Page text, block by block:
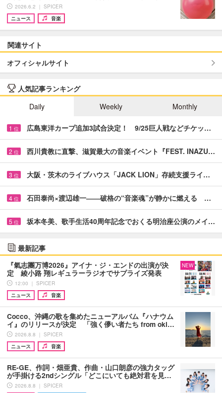
2026.6.2 ｜ SPICER
ニュース
音楽
関連サイト
オフィシャルサイト
人気記事ランキング
Daily
Weekly Monthly
1 位 広島東洋カープ追加3試合決定！ 9/25巨人戦などチケッ…
2 位 西川貴教に直撃、滋賀最大の音楽イベント『FEST. INAZU…
3 位 大阪・茨木のライブハウス「JACK LION」存続支援ライ…
4 位 石田泰尚×渡辺雄一――破格の“音楽魂”が静かに燃える …
5 位 坂本冬美、歌手生活40周年記念でおくる明治座公演のメイ…
最新記事
『氣志團万博2026』アイナ・ジ・エンドの出演が決
定 綾小路 翔レギュラーラジオでサプライズ発表
12:00 ｜ SPICER
ニュース
音楽
NEW
Cocco、沖縄の歌を集めたニューアルバム『ハナウム
イ』のリリースが決定 「強く儚い者たち from oki…
2026.8.8 ｜ SPICER
ニュース
音楽
RE-GE、作詞・畑亜貴、作曲・山口朗彦の強力タッグ
が手掛ける2ndシングル「どこにいても絶対君を見…
2026.8.8 ｜ SPICER